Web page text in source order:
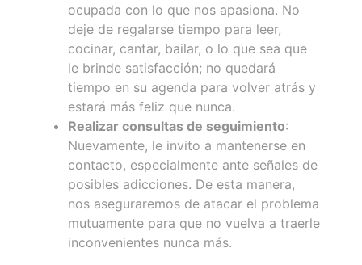
ocupada con lo que nos apasiona. No
deje de regalarse tiempo para leer,
cocinar, cantar, bailar, o lo que sea que
le brinde satisfacción; no quedará
tiempo en su agenda para volver atrás y
estará más feliz que nunca.
Realizar consultas de seguimiento:
Nuevamente, le invito a mantenerse en
contacto, especialmente ante señales de
posibles adicciones. De esta manera,
nos aseguraremos de atacar el problema
mutuamente para que no vuelva a traerle
inconvenientes nunca más.